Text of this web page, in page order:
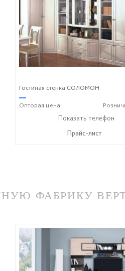
Гостиная стенка СОЛОМОН
—
Оптовая цена
+7 (928) 229-52-42 ☎+7
Показать телефон
Прайс-лист
ФАБРИКУ